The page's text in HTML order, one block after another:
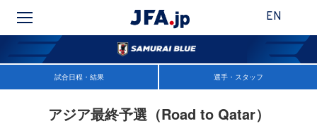
EN
試合日程・結果 選手・スタッフ
アジア最終予選（Road to Qatar）